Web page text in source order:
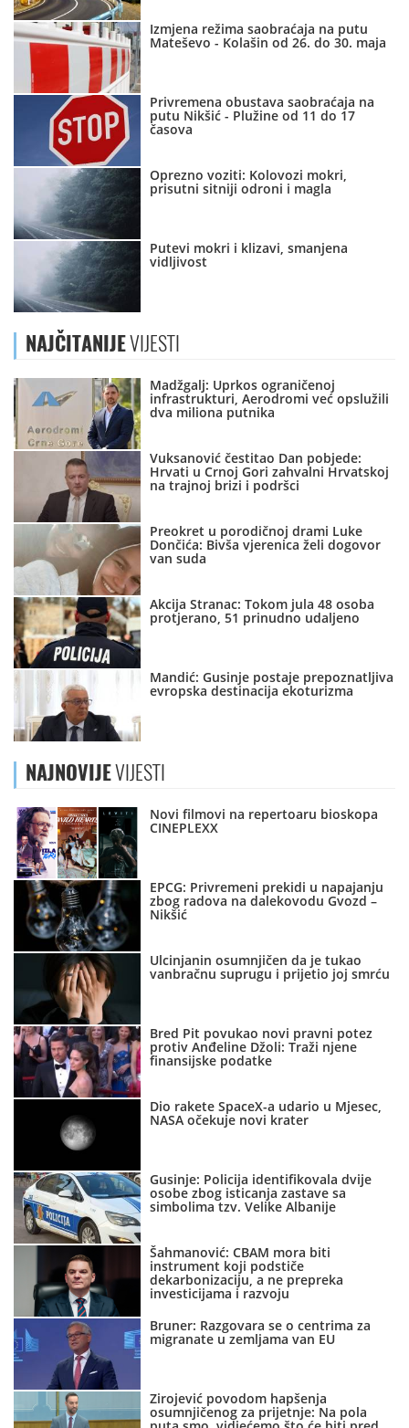
Izmjena režima saobraćaja na putu
Mateševo - Kolašin od 26. do 30. maja
Privremena obustava saobraćaja na
putu Nikšić - Plužine od 11 do 17
časova
Oprezno voziti: Kolovozi mokri,
prisutni sitniji odroni i magla
Putevi mokri i klizavi, smanjena
vidljivost
NAJČITANIJEVIJESTI
Madžgalj: Uprkos ograničenoj
infrastrukturi, Aerodromi već opslužili
dva miliona putnika
Vuksanović čestitao Dan pobjede:
Hrvati u Crnoj Gori zahvalni Hrvatskoj
na trajnoj brizi i podršci
Preokret u porodičnoj drami Luke
Dončića: Bivša vjerenica želi dogovor
van suda
Akcija Stranac: Tokom jula 48 osoba
protjerano, 51 prinudno udaljeno
Mandić: Gusinje postaje prepoznatljiva
evropska destinacija ekoturizma
NAJNOVIJEVIJESTI
Novi filmovi na repertoaru bioskopa
CINEPLEXX
EPCG: Privremeni prekidi u napajanju
zbog radova na dalekovodu Gvozd –
Nikšić
Ulcinjanin osumnjičen da je tukao
vanbračnu suprugu i prijetio joj smrću
Bred Pit povukao novi pravni potez
protiv Anđeline Džoli: Traži njene
finansijske podatke
Dio rakete SpaceX-a udario u Mjesec,
NASA očekuje novi krater
Gusinje: Policija identifikovala dvije
osobe zbog isticanja zastave sa
simbolima tzv. Velike Albanije
Šahmanović: CBAM mora biti
instrument koji podstiče
dekarbonizaciju, a ne prepreka
investicijama i razvoju
Bruner: Razgovara se o centrima za
migranate u zemljama van EU
Zirojević povodom hapšenja
osumnjičenog za prijetnje: Na pola